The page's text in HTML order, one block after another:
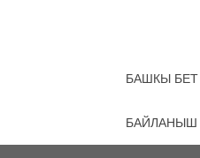
БАШКЫ БЕТ
БАЙЛАНЫШ